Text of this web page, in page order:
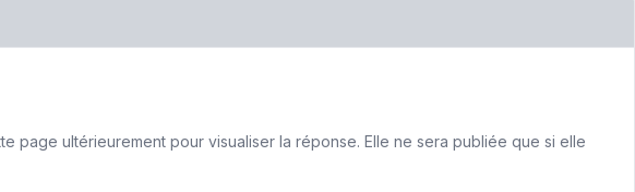
ultérieurement pour visualiser la réponse. Elle ne sera publiée que si elle